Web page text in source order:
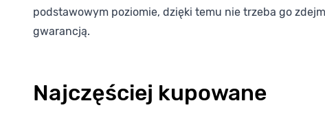
podstawowym poziomie, dzięki temu nie trzeba go
gwarancją.
Najczęściej kupowane